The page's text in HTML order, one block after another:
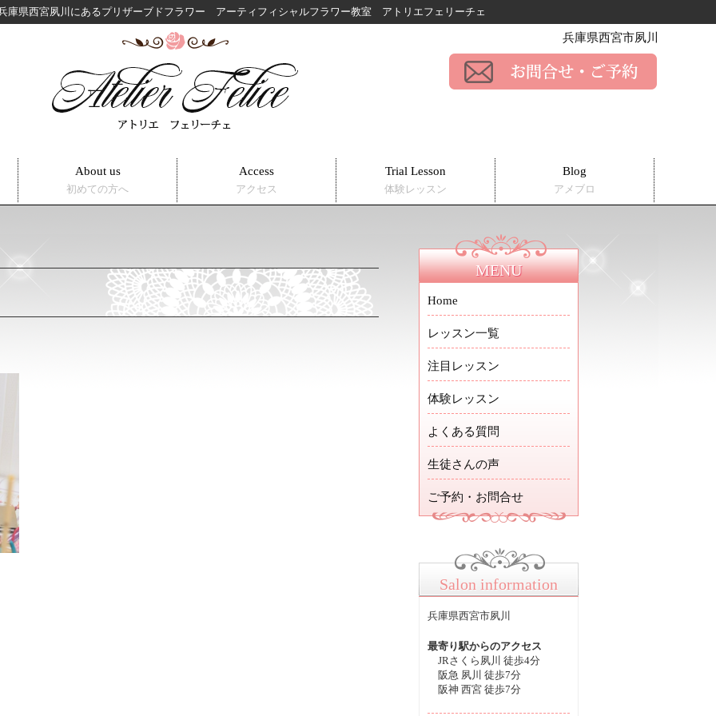
庫県西宮夙川にあるプリザーブドフラワー アーティフィシャルフラワー教室 アトリエフェリーチェ
兵庫県西宮市夙川
About us
初めての方へ
Access
アクセス
Trial Lesson
体験レッスン
Blog
アメブロ
MENU
Home
レッスン一覧
注目レッスン
体験レッスン
よくある質問
生徒さんの声
ご予約・お問合せ
Salon information
兵庫県西宮市夙川
最寄り駅からのアクセス
JRさくら夙川 徒歩4分
阪急 夙川 徒歩7分
阪神 西宮 徒歩7分